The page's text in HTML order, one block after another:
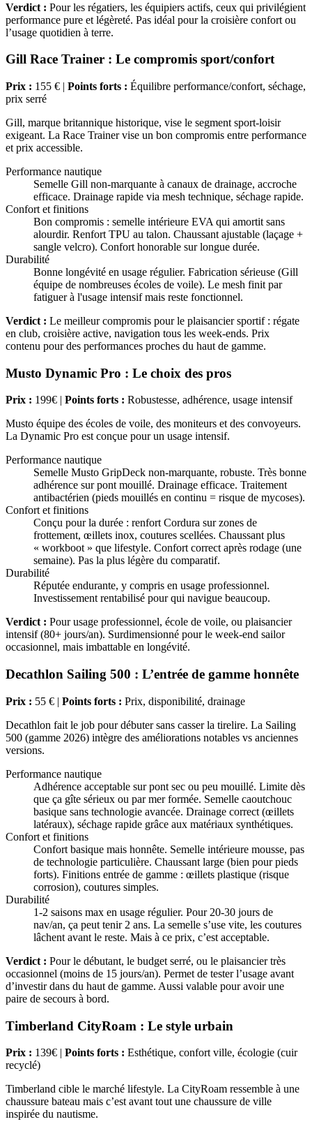
Verdict : Pour les régatiers, les équipiers actifs, ceux qui privilégient
performance pure et légèreté. Pas idéal pour la croisière confort ou
l’usage quotidien à terre.
Gill Race Trainer : Le compromis sport/confort
Prix : 155 € | Points forts : Équilibre performance/confort, séchage,
prix serré
Gill, marque britannique historique, vise le segment sport-loisir
exigeant. La Race Trainer vise un bon compromis entre performance
et prix accessible.
Performance nautique
Semelle Gill non-marquante à canaux de drainage, accroche
efficace. Drainage rapide via mesh technique, séchage rapide.
Confort et finitions
Bon compromis : semelle intérieure EVA qui amortit sans
alourdir. Renfort TPU au talon. Chaussant ajustable (laçage +
sangle velcro). Confort honorable sur longue durée.
Durabilité
Bonne longévité en usage régulier. Fabrication sérieuse (Gill
équipe de nombreuses écoles de voile). Le mesh finit par
fatiguer à l'usage intensif mais reste fonctionnel.
Verdict : Le meilleur compromis pour le plaisancier sportif : régate
en club, croisière active, navigation tous les week-ends. Prix
contenu pour des performances proches du haut de gamme.
Musto Dynamic Pro : Le choix des pros
Prix : 199€ | Points forts : Robustesse, adhérence, usage intensif
Musto équipe des écoles de voile, des moniteurs et des convoyeurs.
La Dynamic Pro est conçue pour un usage intensif.
Performance nautique
Semelle Musto GripDeck non-marquante, robuste. Très bonne
adhérence sur pont mouillé. Drainage efficace. Traitement
antibactérien (pieds mouillés en continu = risque de mycoses).
Confort et finitions
Conçu pour la durée : renfort Cordura sur zones de
frottement, œillets inox, coutures scellées. Chaussant plus
« workboot » que lifestyle. Confort correct après rodage (une
semaine). Pas la plus légère du comparatif.
Durabilité
Réputée endurante, y compris en usage professionnel.
Investissement rentabilisé pour qui navigue beaucoup.
Verdict : Pour usage professionnel, école de voile, ou plaisancier
intensif (80+ jours/an). Surdimensionné pour le week-end sailor
occasionnel, mais imbattable en longévité.
Decathlon Sailing 500 : L’entrée de gamme honnête
Prix : 55 € | Points forts : Prix, disponibilité, drainage
Decathlon fait le job pour débuter sans casser la tirelire. La Sailing
500 (gamme 2026) intègre des améliorations notables vs anciennes
versions.
Performance nautique
Adhérence acceptable sur pont sec ou peu mouillé. Limite dès
que ça gîte sérieux ou par mer formée. Semelle caoutchouc
basique sans technologie avancée. Drainage correct (œillets
latéraux), séchage rapide grâce aux matériaux synthétiques.
Confort et finitions
Confort basique mais honnête. Semelle intérieure mousse, pas
de technologie particulière. Chaussant large (bien pour pieds
forts). Finitions entrée de gamme : œillets plastique (risque
corrosion), coutures simples.
Durabilité
1-2 saisons max en usage régulier. Pour 20-30 jours de
nav/an, ça peut tenir 2 ans. La semelle s’use vite, les coutures
lâchent avant le reste. Mais à ce prix, c’est acceptable.
Verdict : Pour le débutant, le budget serré, ou le plaisancier très
occasionnel (moins de 15 jours/an). Permet de tester l’usage avant
d’investir dans du haut de gamme. Aussi valable pour avoir une
paire de secours à bord.
Timberland CityRoam : Le style urbain
Prix : 139€ | Points forts : Esthétique, confort ville, écologie (cuir
recyclé)
Timberland cible le marché lifestyle. La CityRoam ressemble à une
chaussure bateau mais c’est avant tout une chaussure de ville
inspirée du nautisme.